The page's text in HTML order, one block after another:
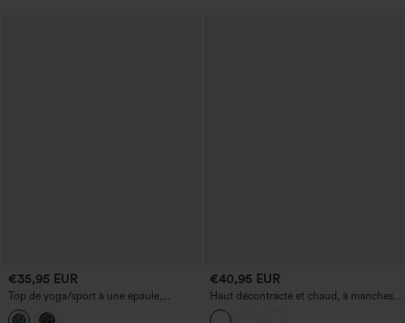
€35,95 EUR
Top de yoga/sport à une épaule,
manches courtes, imprimé léopard,
€40,95 EUR
Haut décontracté et chaud, à manches
longues, encolure cœur avec effet push-